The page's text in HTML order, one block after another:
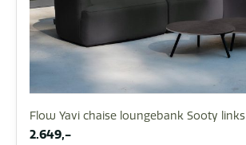
Flow Yavi chaise loungebank Sooty links
2.649,-